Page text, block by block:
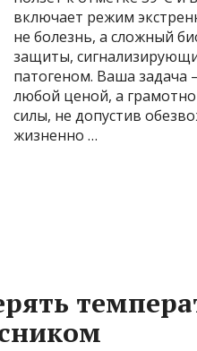
включает режим
не болезнь, а сложный
защиты,
патогеном. Ваша задача
любой ценой, а
силы, не допустив
жизненно …